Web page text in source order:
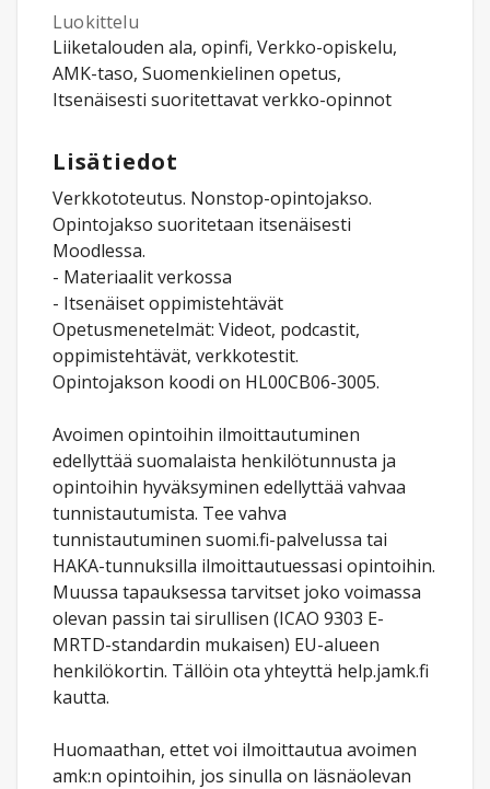
Luokittelu
Liiketalouden ala, opinfi, Verkko-opiskelu,
AMK-taso, Suomenkielinen opetus,
Itsenäisesti suoritettavat verkko-opinnot
Lisätiedot
Verkkototeutus. Nonstop-opintojakso.
Opintojakso suoritetaan itsenäisesti
Moodlessa.
- Materiaalit verkossa
- Itsenäiset oppimistehtävät
Opetusmenetelmät: Videot, podcastit,
oppimistehtävät, verkkotestit.
Opintojakson koodi on HL00CB06-3005.
Avoimen opintoihin ilmoittautuminen
edellyttää suomalaista henkilötunnusta ja
opintoihin hyväksyminen edellyttää vahvaa
tunnistautumista. Tee vahva
tunnistautuminen suomi.fi-palvelussa tai
HAKA-tunnuksilla ilmoittautuessasi opintoihin.
Muussa tapauksessa tarvitset joko voimassa
olevan passin tai sirullisen (ICAO 9303 E-
MRTD-standardin mukaisen) EU-alueen
henkilökortin. Tällöin ota yhteyttä help.jamk.fi
kautta.
Huomaathan, ettet voi ilmoittautua avoimen
amk:n opintoihin, jos sinulla on läsnäolevan